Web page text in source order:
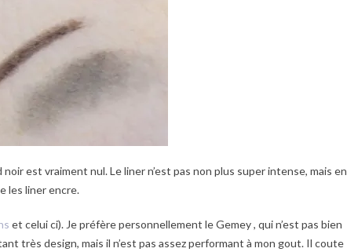
est vraiment nul. Le liner n’est pas non plus super intense, mais en
les liner encre.
et celui ci). Je préfère personnellement le Gemey , qui n’est pas bien
très design, mais il n’est pas assez performant à mon gout. Il coute